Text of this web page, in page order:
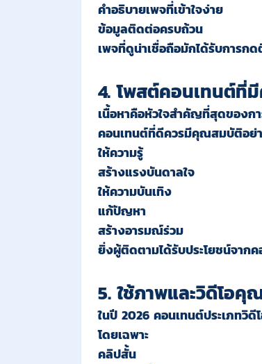
คำอธิบายเพจที่เข้าใจง่าย
ข้อมูลติดต่อครบถ้วน
เพจที่ดูน่าเชื่อถือมักได้รับการก
4. โพสต์คอนเทนต์ที่
เนื้อหาคือหัวใจสำคัญที่สุดของกา
คอนเทนต์ที่ดีควรมีคุณสมบัติอย่
ให้ความรู้
สร้างแรงบันดาลใจ
ให้ความบันเทิง
แก้ปัญหา
สร้างอารมณ์ร่วม
ยิ่งผู้ติดตามได้รับประโยชน์จากค
5. ใช้ภาพและวิดีโอ
ในปี 2026 คอนเทนต์ประเภทวิ
โดยเฉพาะ
คลิปสั้น